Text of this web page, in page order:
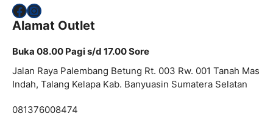
Facebook
Instagram
Alamat Outlet
Buka 08.00 Pagi s/d 17.00 Sore
Jalan Raya Palembang Betung Rt. 003 Rw. 001 Tanah Mas
Indah, Talang Kelapa Kab. Banyuasin Sumatera Selatan
081376008474